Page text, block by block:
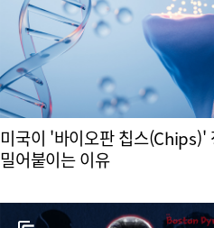
미국이 '바이오판 칩스(Chips)'
밀어붙이는 이유